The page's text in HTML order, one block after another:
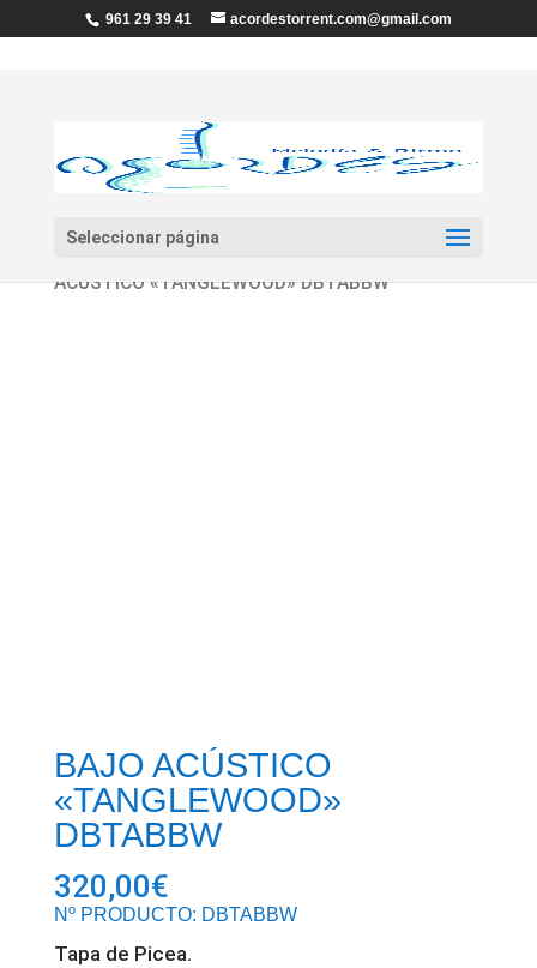
961 29 39 41 acordestorrent.com@gmail.com
Seleccionar página
Inicio/Guitarras y Bajos
ACÚSTICO «TANGLEWOOD» DBTABBW
BAJO ACÚSTICO
«TANGLEWOOD»
DBTABBW
320,00€
Nº PRODUCTO: DBTABBW
Tapa de Picea.